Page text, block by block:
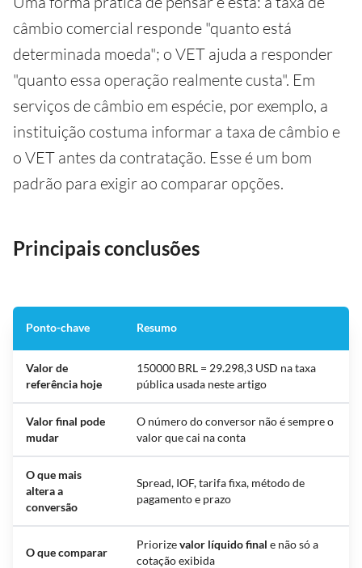
câmbio comercial responde "quanto está
determinada moeda"; o VET ajuda a responder
"quanto essa operação realmente custa". Em
serviços de câmbio em espécie, por exemplo, a
instituição costuma informar a taxa de câmbio e
o VET antes da contratação. Esse é um bom
padrão para exigir ao comparar opções.
Principais conclusões
Ponto-chave Resumo
Valor de
referência hoje
150000 BRL = 29.298,3 USD na taxa
pública usada neste artigo
Valor final pode
mudar
O número do conversor não é sempre o
valor que cai na conta
O que mais
altera a
conversão
Spread, IOF, tarifa fixa, método de
pagamento e prazo
O que comparar
Priorizevalor líquido final e não só a
cotação exibida